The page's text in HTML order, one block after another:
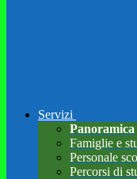
Servizi
Panoramica
Famiglie e
Personale
Percorsi di